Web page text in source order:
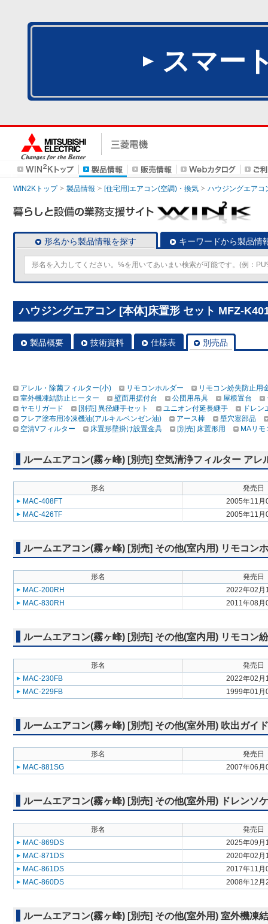
スマー
WIN2Kトップ 製品情報 [住宅用]エアコン(空調)・換気 ハウジングエアコ
形名から製品情報を探す キーワードから製品情
ハウジングエアコン [本体]床置形 セット MFZ-
製品概要 技術資料 仕様表 別売品
アレル・除菌フィルター(小) リモコンホルダー
リモコン紛失防止用
室外機凍結防止ヒーター
壁面用据付台 公団用吊具 屋根置台
ヤモリガード
[別売] 異径継手セット ユニオン付延長継手
ドレン
フレア塗布用冷凍機油(アルキルベンゼン油)
アース棒
壁穴塞部品
空清Vフィルター
床置形壁掛け設置金具 [別売] 床置形用 MAリモ
ルームエアコン(霧ヶ峰) [別売] 空気清浄フィルター アレ
形名
発売日
MAC-408FT
2005年11月
MAC-426TF
2005年11月
ルームエアコン(霧ヶ峰) [別売] その他(室内用) リモコン
形名
発売日
MAC-200RH
2022年02月
MAC-830RH
2011年08月
ルームエアコン(霧ヶ峰) [別売] その他(室内用) リモコン
形名
発売日
MAC-230FB
2022年02月
MAC-229FB
1999年01月
ルームエアコン(霧ヶ峰) [別売] その他(室外用) 吹出ガイド
形名
発売日
MAC-881SG
2007年06月
ルームエアコン(霧ヶ峰) [別売] その他(室外用) ドレンソ
形名
発売日
MAC-869DS
2025年09月
MAC-871DS
2020年02月
MAC-861DS
2017年11月
MAC-860DS
2008年12月
ルームエアコン(霧ヶ峰) [別売] その他(室外用) 室外機凍